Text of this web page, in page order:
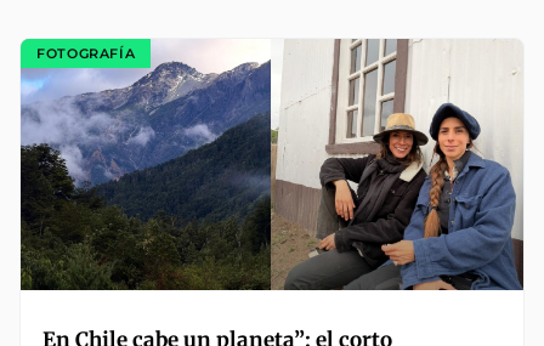
FOTOGRAFÍA
En Chile cabe un planeta”: el corto